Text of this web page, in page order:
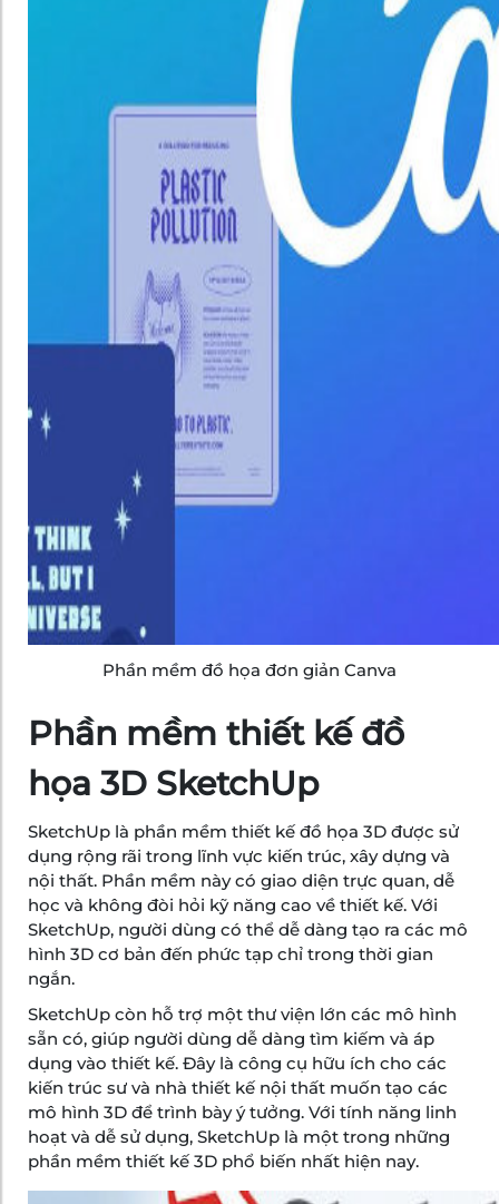
Phần mềm đồ họa đơn giản Canva
Phần mềm thiết kế đồ
họa 3D SketchUp
SketchUp là phần mềm thiết kế đồ họa 3D được sử
dụng rộng rãi trong lĩnh vực kiến trúc, xây dựng và
nội thất. Phần mềm này có giao diện trực quan, dễ
học và không đòi hỏi kỹ năng cao về thiết kế. Với
SketchUp, người dùng có thể dễ dàng tạo ra các mô
hình 3D cơ bản đến phức tạp chỉ trong thời gian
ngắn.
SketchUp còn hỗ trợ một thư viện lớn các mô hình
sẵn có, giúp người dùng dễ dàng tìm kiếm và áp
dụng vào thiết kế. Đây là công cụ hữu ích cho các
kiến trúc sư và nhà thiết kế nội thất muốn tạo các
mô hình 3D để trình bày ý tưởng. Với tính năng linh
hoạt và dễ sử dụng, SketchUp là một trong những
phần mềm thiết kế 3D phổ biến nhất hiện nay.